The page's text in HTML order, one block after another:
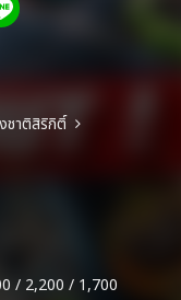
ชาติสิริกิติ์
/ 2,200 / 1,700